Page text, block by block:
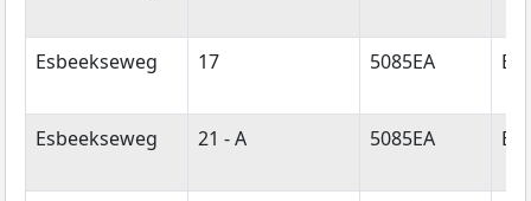
Esbeekseweg 17 5085EA
Esbeekseweg 21 - A 5085EA